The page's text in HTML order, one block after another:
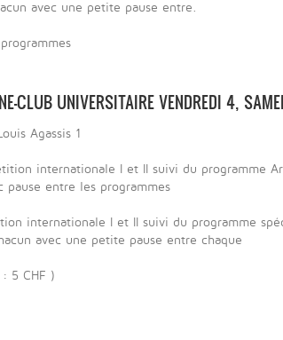
avec une petite pause entre.
CLUB UNIVERSITAIRE VENDREDI 4,
Agassis 1
internationale I et II suivi du programme
entre les programmes
internationale I et II suivi du programme
avec une petite pause entre chaque
5 CHF )